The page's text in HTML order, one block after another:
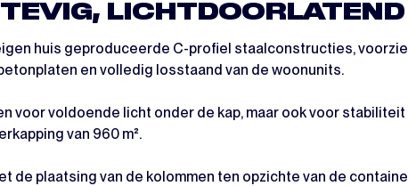
huis geproduceerde C-profiel staalconstructies,
en volledig losstaand van de woonunits.
voor voldoende licht onder de kap, maar ook voor
van 960 m².
de plaatsing van de kolommen ten opzichte van de